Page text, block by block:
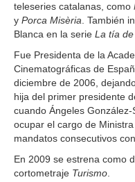
teleseries catalanas, como
y Porca Misèria . También
Blanca en la serie La tía
Fue Presidenta de la
Cinematográficas de
diciembre de 2006,
hija del primer presidente
cuando Ángeles
ocupar el cargo de
mandatos consecutivos
En 2009 se estrena como
cortometraje Turismo